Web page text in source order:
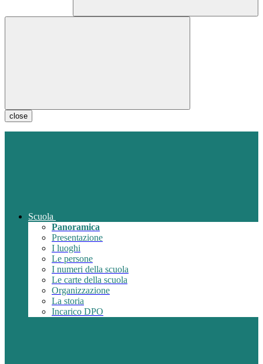
close
Scuola
Panoramica
Presentazione
I luoghi
Le persone
I numeri della scuola
Le carte della scuola
Organizzazione
La storia
Incarico DPO